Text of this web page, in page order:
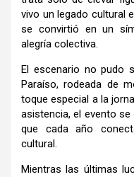
vivo un legado cultural
se convirtió en un
alegría colectiva.
El escenario no pudo
Paraíso, rodeada de
toque especial a la
asistencia, el evento se
que cada año
cultural.
Mientras las últimas